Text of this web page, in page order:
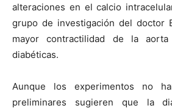
alteraciones en el calcio
grupo de investigación del doctor
mayor contractilidad de la
diabéticas.
Aunque los experimentos no
preliminares sugieren que la